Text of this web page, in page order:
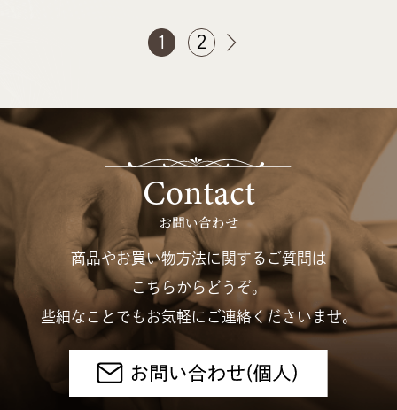
1 2
Contact
お問い合わせ
商品やお買い物方法に関するご質問は
こちらからどうぞ。
些細なことでもお気軽にご連絡くださいませ。